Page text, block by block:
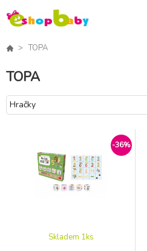
TOPA
TOPA
Hračky
-36%
Skladem 1ks